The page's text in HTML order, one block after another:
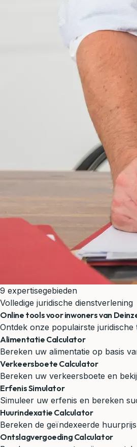
9 expertisegebieden
Volledige juridische dienstverlening
Online tools voor inwoners van
Ontdek onze populairste
Alimentatie Calculator
Bereken uw alimentatie op basis
Verkeersboete Calculator
Bereken uw verkeersboete en
Erfenis Simulator
Simuleer uw erfenis en bereken
Huurindexatie Calculator
Bereken de geïndexeerde
Ontslagvergoeding Calculator